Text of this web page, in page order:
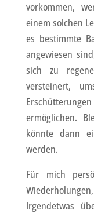
vorkommen,
einem solchen
es bestimmte
angewiesen
sich zu
versteinert,
ermöglichen.
könnte dann
werden.
Für mich
Irgendetwas